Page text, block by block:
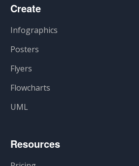
Create
Infographics
Posters
Flyers
Flowcharts
UML
Resources